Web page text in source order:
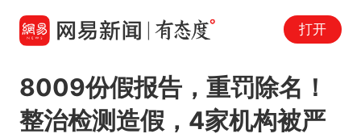
打开
8009份假报告，重罚除名！
整治检测造假，4家机构被严